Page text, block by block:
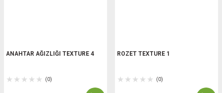
ANAHTAR AĞIZLIĞI TEXTURE 4
(0)
ROZET TEXTURE 1
(0)